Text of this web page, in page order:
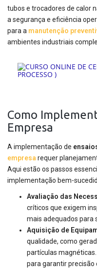
tubos e trocadores de calor
a segurança e eficiência
para a manutenção
ambientes industriais
Como
Empresa
A implementação de
empresa requer
Aqui estão os passos
implementação bem-
Avaliação das
críticos que exigem
mais adequados para
Aquisição de
qualidade, como
partículas
para garantir precisão